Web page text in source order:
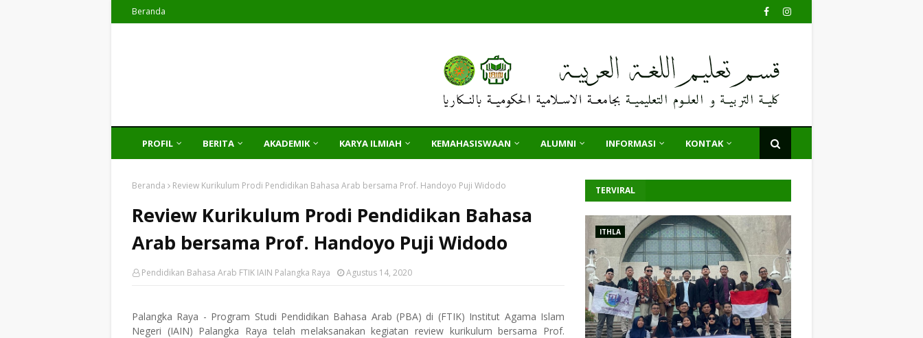
Beranda
PROFIL BERITA AKADEMIK KARYA ILMIAH KEMAHASISWAAN ALUMNI INFORMASI KONTAK
Beranda Review Kurikulum Prodi Pendidikan Bahasa Arab bersama Prof. Handoyo Puji Widodo
Review Kurikulum Prodi Pendidikan Bahasa
Arab bersama Prof. Handoyo Puji Widodo
Pendidikan Bahasa Arab FTIK IAIN Palangka Raya Agustus 14, 2020
Palangka Raya - Program Studi Pendidikan Bahasa Arab (PBA) di (FTIK) Institut Agama Islam
Negeri (IAIN) Palangka Raya telah melaksanakan kegiatan review kurikulum bersama Prof.
TERVIRAL
ITHLA